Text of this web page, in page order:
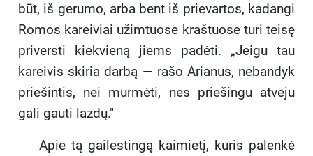
būt, iš gerumo, arba bent iš prievartos, kadangi
Romos kareiviai užimtuose kraštuose turi teisę
priversti kiekvieną jiems padėti. „Jeigu tau
kareivis skiria darbą — rašo Arianus, nebandyk
priešintis, nei murmėti, nes priešingu atveju
gali gauti lazdų."
Apie tą gailestingą kaimietį, kuris palenkė